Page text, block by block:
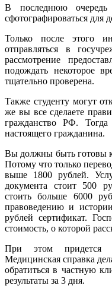
В последнюю
сфотографироваться для
Только после этого
отправляться в
рассмотрение
подождать некоторое
тщательно проверена.
Также студенту могут
же вы все сделаете
гражданство РФ.
настоящего гражданина.
Вы должны быть готовы к
Потому что только
выше 1800 рублей.
документа стоит 500
стоить больше 6000
правоведению и
рублей сертификат.
стоимость, о которой
При этом придется
Медицинская справка
обратиться в частную
результаты за 3 дня.